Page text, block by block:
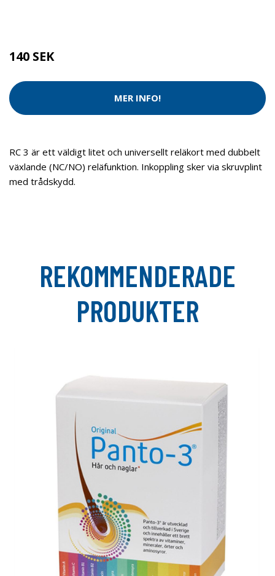
140 SEK
MER INFO!
RC 3 är ett väldigt litet och universellt reläkort med dubbelt
växlande (NC/NO) reläfunktion. Inkoppling sker via skruvplint
med trådskydd.
REKOMMENDERADE
PRODUKTER